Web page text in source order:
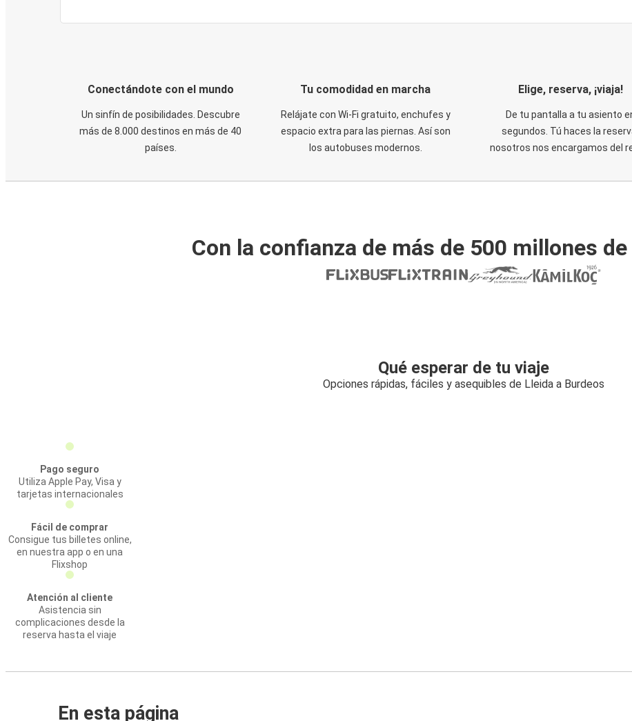
Conectándote con el mundo
Un sinfín de posibilidades. Descubre
más de 8.000 destinos en más de 40
países.
Tu comodidad en marcha
Relájate con Wi-Fi gratuito, enchufes y
espacio extra para las piernas. Así son
los autobuses modernos.
Elige, reserva, ¡viaja!
De tu pantalla a tu asiento
segundos. Tú haces la
nosotros nos encargamos del
Con la confianza de más de 500 millones
Qué esperar de tu viaje
Opciones rápidas, fáciles y asequibles de Lleida a Burdeos
Pago seguro
Utiliza Apple Pay, Visa y
tarjetas internacionales
Fácil de comprar
Consigue tus billetes online,
en nuestra app o en una
Flixshop
Atención al cliente
Asistencia sin
complicaciones desde la
reserva hasta el viaje
En esta página